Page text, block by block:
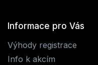
Informace pro Vás
Výhody registrace
Info k akcím